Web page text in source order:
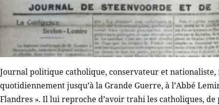
Journal politique catholique, conservateur et nationaliste,
quotidiennement jusqu’à la Grande Guerre, à l’Abbé
Flandres ». Il lui reproche d’avoir trahi les catholiques,